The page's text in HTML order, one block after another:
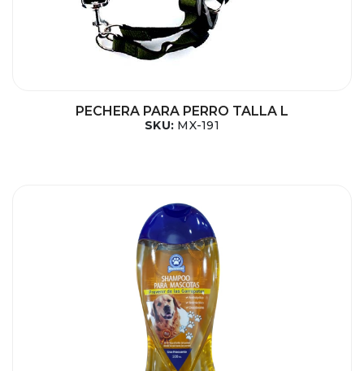
PECHERA PARA PERRO TALLA L
SKU: MX-191